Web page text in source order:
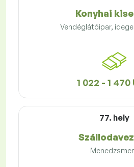
Konyhai
Vendéglátóipar,
1 022 - 1 470
77. hely